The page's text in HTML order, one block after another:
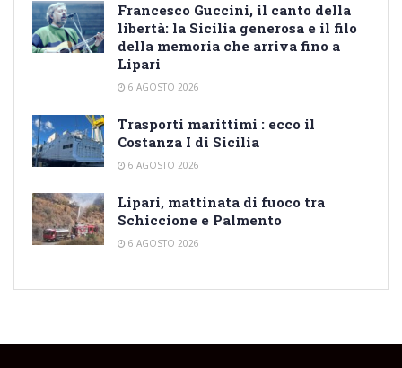
Francesco Guccini, il canto della
libertà: la Sicilia generosa e il filo
della memoria che arriva fino a
Lipari
6 AGOSTO 2026
Trasporti marittimi : ecco il
Costanza I di Sicilia
6 AGOSTO 2026
Lipari, mattinata di fuoco tra
Schiccione e Palmento
6 AGOSTO 2026